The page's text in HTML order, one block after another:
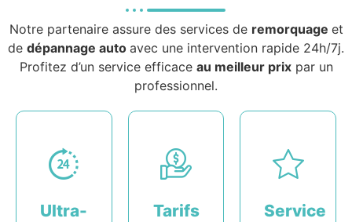
Notre partenaire assure des services de remorquage et
de dépannage auto avec une intervention rapide 24h/7j.
Profitez d’un service efficace au meilleur prixpar un
professionnel.
Ultra-
Tarifs
Service